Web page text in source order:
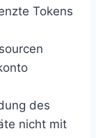
Tokens
des
nicht mit